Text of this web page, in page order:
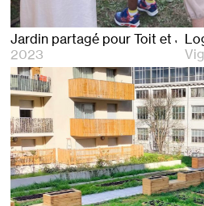
Jardin partagé pour Toit et Joie
2023